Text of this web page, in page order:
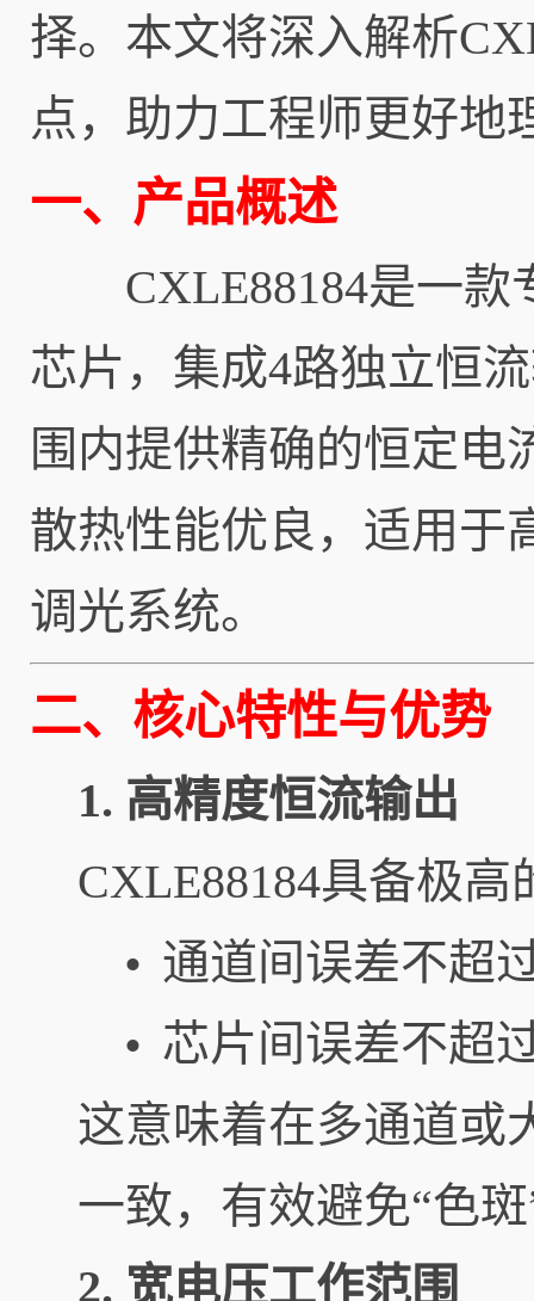
择。本文将深入解析
点，助力工程师更好地
一、产品概述
CXLE88184是一款
芯片，集成4路独立恒
围内提供精确的恒定电
散热性能优良，适用于
调光系统。
二、核心特性与优势
1. 高精度恒流输出
CXLE88184具备极
• 通道间误差不超
• 芯片间误差不超
这意味着在多通道或
一致，有效避免“色
2. 宽电压工作范围